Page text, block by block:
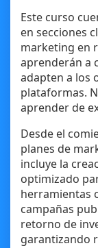
Este curso
en secciones
marketing en
aprenderán a
adapten a los
plataformas.
aprender de
Desde el
planes de
incluye la
optimizado
herramientas
campañas
retorno de
garantizando